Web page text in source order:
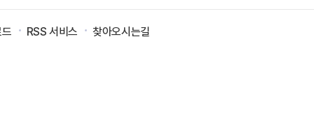
RSS 서비스 찾아오시는길